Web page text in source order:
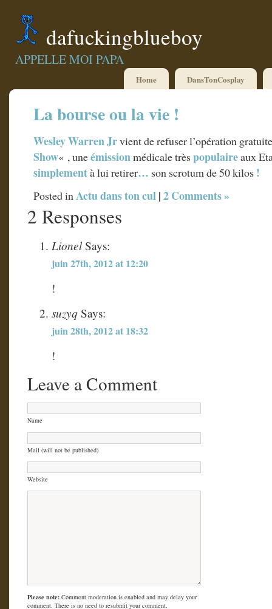
dafuckingblueboy
APPELLE MOI PAPA
Home DansTonCosplay
La bourse ou la vie !
Wesley Warren Jrvient de refuser l’opération
Show« , uneémissionmédicale trèspopulaireaux
simplementà lui retirer… son scrotum de 50 kilos !
Posted inActu dans ton cul|2 Comments »
2 Responses
LionelSays:
juin 27th, 2012 at 12:20
!
suzyq Says:
juin 28th, 2012 at 18:32
!
Leave a Comment
Name
Mail (will not be published)
Website
Please note: Comment moderation is enabled and may delay your
comment. There is no need to resubmit your comment.